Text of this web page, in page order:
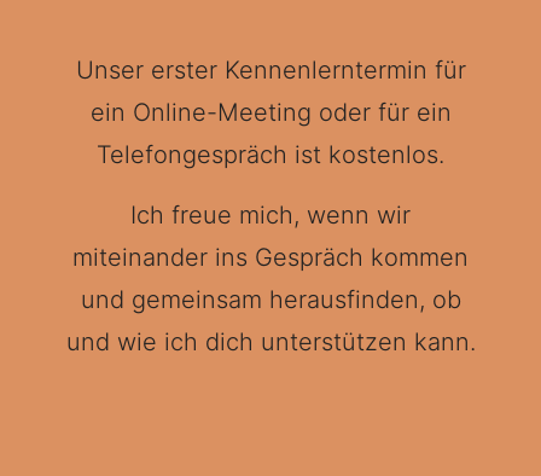
Unser erster Kennenlerntermin für
ein Online-Meeting oder für ein
Telefongespräch ist kostenlos.
Ich freue mich, wenn wir
miteinander ins Gespräch kommen
und gemeinsam herausfinden, ob
und wie ich dich unterstützen kann.